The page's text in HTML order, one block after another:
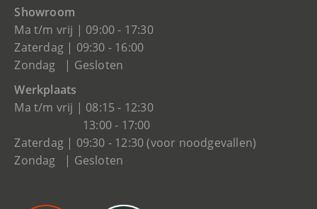
Showroom
Ma t/m vrij | 09:00 - 17:30
Zaterdag | 09:30 - 16:00
Zondag | Gesloten
Werkplaats
Ma t/m vrij | 08:15 - 12:30
13:00 - 17:00
Zaterdag | 09:30 - 12:30 (voor noodgevallen)
Zondag | Gesloten